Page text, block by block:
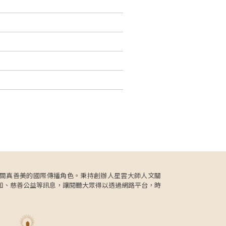
真善美的國際傳播角色。秉持創辦人星雲大師人文關
慈善公益等訊息，讓閱聽大眾得以透過網路平台，時